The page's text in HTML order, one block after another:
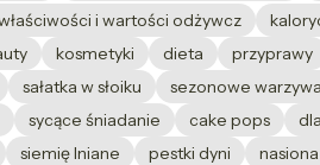
i wartości odżywcz
kosmetyki dieta przyprawy
sałatka w słoiku sezonowe warzywa
sycące śniadanie cake pops
siemię lniane pestki dyni